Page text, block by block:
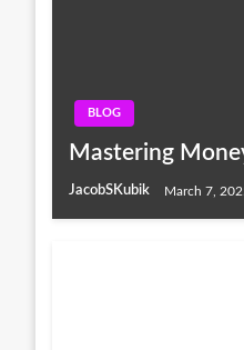
BLOG
Mastering
JacobSKubik March 7,